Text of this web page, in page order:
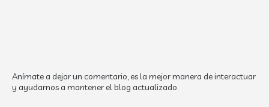
Anímate a dejar un comentario, es la mejor manera de interactuar
y ayudarnos a mantener el blog actualizado.